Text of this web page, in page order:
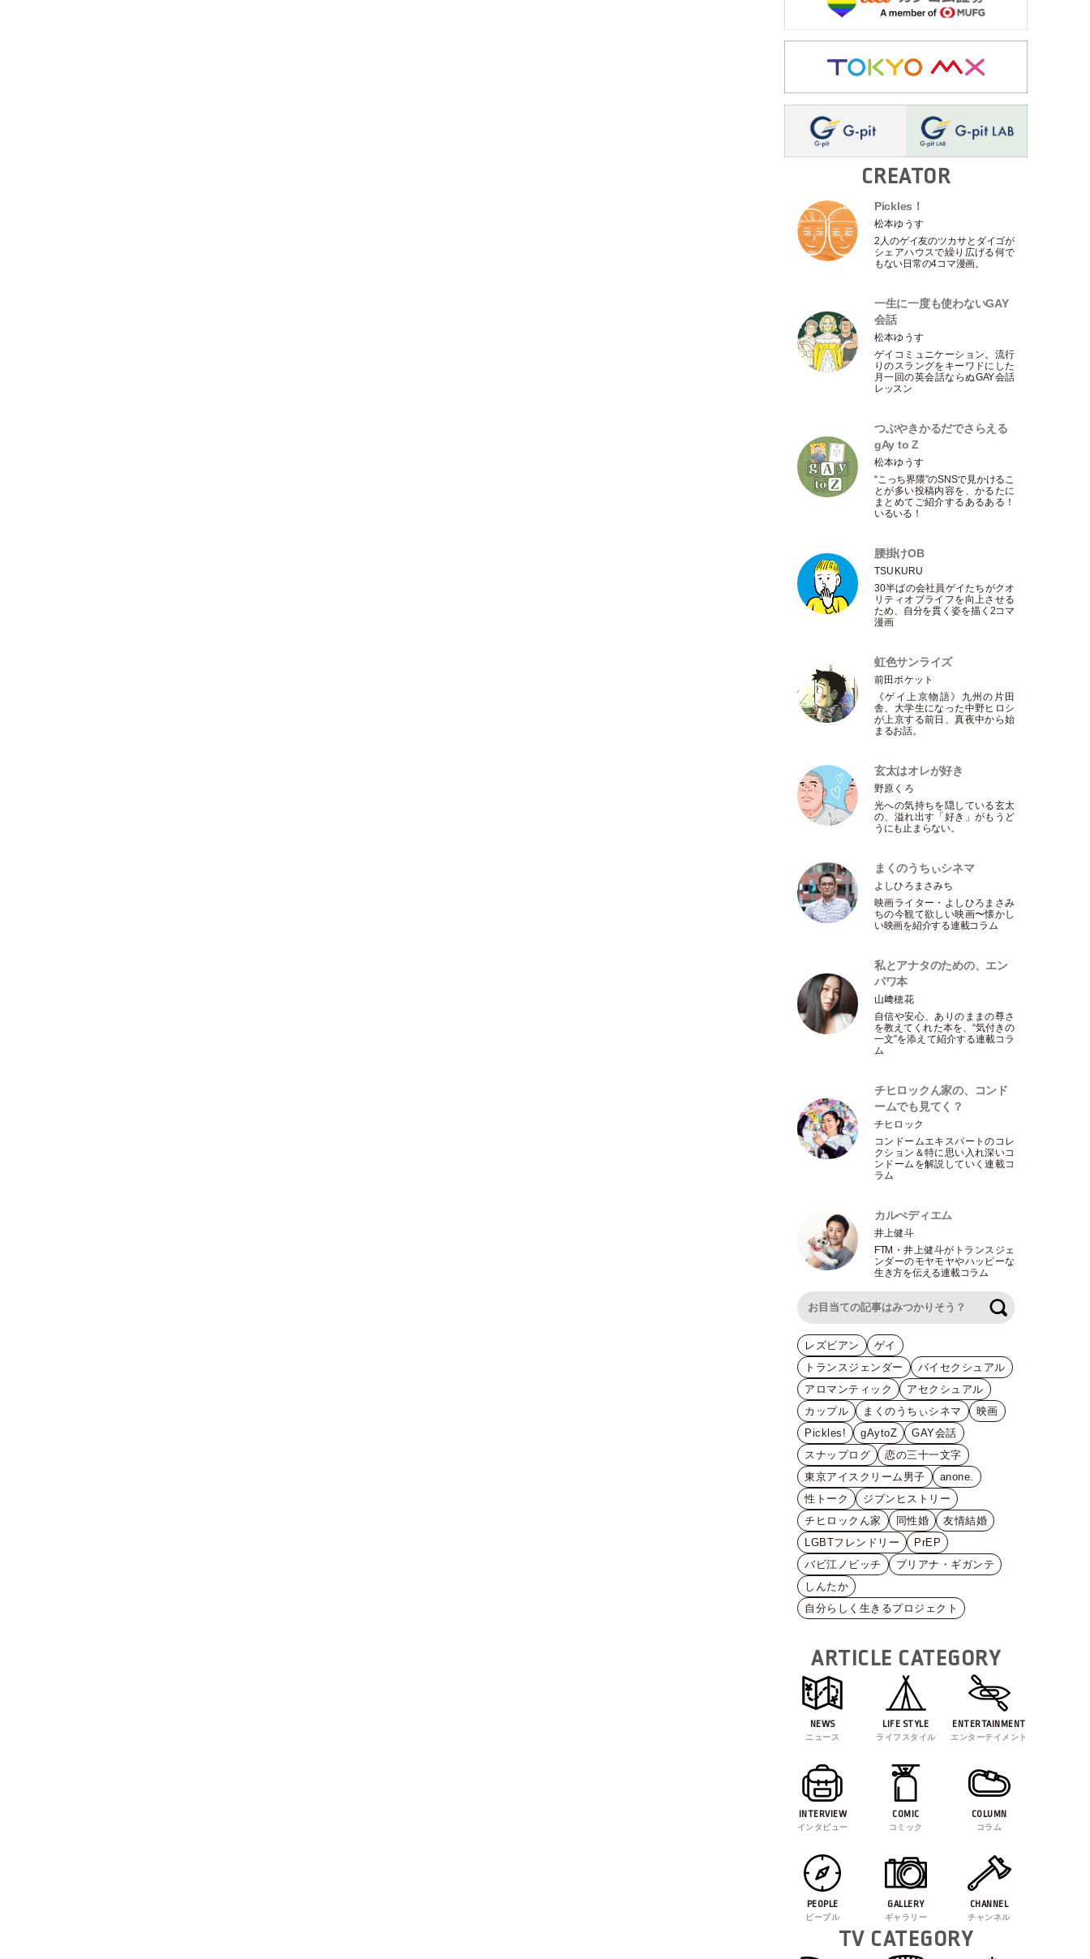
CREATOR
Pickles！
松本ゆうす
2人のゲイ友のツカサとダイゴが
シェアハウスで繰り広げる何で
もない日常の4コマ漫画。
一生に一度も使わないGAY
会話
松本ゆうす
ゲイコミュニケーション。流行
りのスラングをキーワドにした
月一回の英会話ならぬGAY会話
レッスン
つぶやきかるだでさらえる
gAy to Z
松本ゆうす
“こっち界隈”のSNSで見かけるこ
とが多い投稿内容を、かるたに
まとめてご紹介するあるある！
いるいる！
腰掛けOB
TSUKURU
30半ばの会社員ゲイたちがクオ
リティオブライフを向上させる
ため、自分を貫く姿を描く2コマ
漫画
虹色サンライズ
前田ポケット
《ゲイ上京物語》九州の片田
舎、大学生になった中野ヒロシ
が上京する前日、真夜中から始
まるお話。
玄太はオレが好き
野原くろ
光への気持ちを隠している玄太
の、溢れ出す 「好き 」がもうど
うにも止まらない。
まくのうちぃシネマ
よしひろまさみち
映画ライター ・ よしひろまさみ
ちの今観て欲しい映画〜懐かし
い映画を紹介する連載コラム
私とアナタのための、エン
パワ本
山﨑穂花
自信や安心、ありのままの尊さ
を教えてくれた本を、“気付きの
一文”を添えて紹介する連載コラ
ム
チヒロックん家の、コンド
ームでも見てく？
チヒロック
コンドームエキスパートのコレ
クション＆特に思い入れ深いコ
ンドームを解説していく連載コ
ラム
カルぺディエム
井上健斗
FTM ・井上健斗がトランスジェ
ンダーのモヤモヤやハッピーな
生き方を伝える連載コラム
レズビアン
ゲイ
トランスジェンダー
バイセクシュアル
アロマンティック
アセクシュアル
カップル
まくのうちぃシネマ
映画
Pickles!
gAytoZ
GAY会話
スナップログ
恋の三十一文字
東京アイスクリーム男子
anone.
性トーク
ジブンヒストリー
チヒロックん家
同性婚
友情結婚
LGBTフレンドリー
PrEP
バビ江ノビッチ
ブリアナ・ギガンテ
しんたか
自分らしく生きるプロジェクト
ARTICLE CATEGORY
NEWS
ニュース
LIFE STYLE
ライフスタイル
ENTERTAINMENT
エンターテイメント
INTERVIEW
インタビュー
COMIC
コミック
COLUMN
コラム
PEOPLE
ピープル
GALLERY
ギャラリー
CHANNEL
チャンネル
TV CATEGORY